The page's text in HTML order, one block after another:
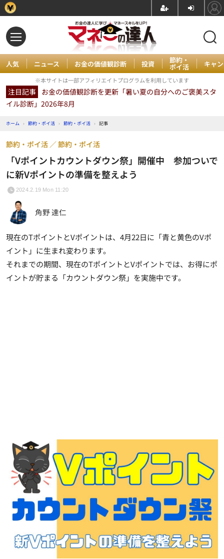
人気 ニュース お金の価値観診断 投資 節約・
ポイ活 キャ
※本サイトは一部アフィリエイトプログラムを利用しています
注目記事 お金の価値観診断を更新「暑い夏の自分へのご褒美スタ
イル診断」2026年8月
ホーム › 節約・ポイ活 › 節約・ポイ活 › 記事
「Vポイントカウントダウン祭」開催中 参加ついで
に新Vポイントの準備を整えよう
節約・ポイ活 節約・ポイ活
2024.2.19 Mon 11:20
角野 達仁
現在のTポイントとVポイントは、4月22日に「青と黄色のVポ
イント」に生まれ変わります。
それまでの期間、現在のTポイントとVポイントでは、お得にポ
イントが貯まる「カウントダウン祭」を実施中です。